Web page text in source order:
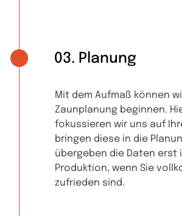
03. Planung
Mit dem Aufmaß können
Zaunplanung beginnen.
fokussieren wir uns auf
bringen diese in die
übergeben die Daten erst
Produktion, wenn Sie
zufrieden sind.